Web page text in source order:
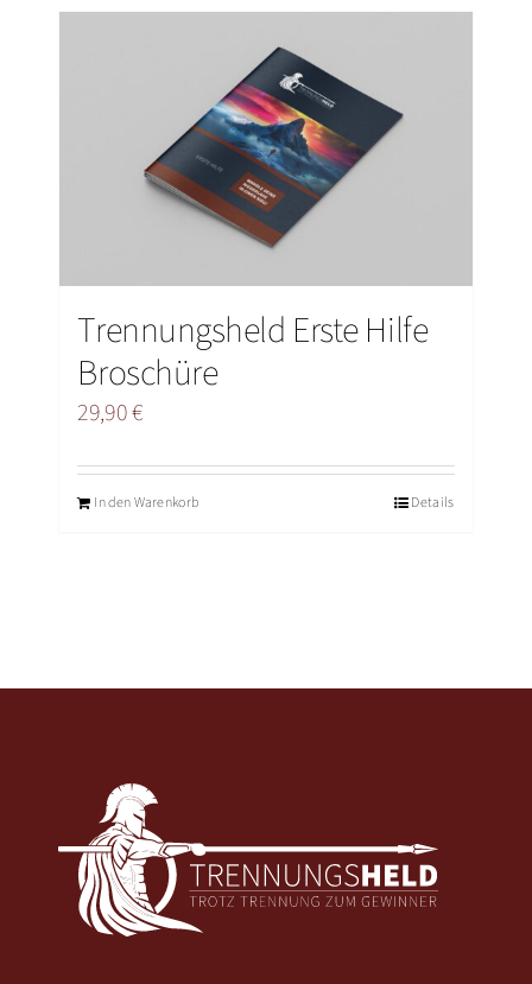
SHOP
BLOG
VIDEO
ÜBER UNS
Trennungsheld Erste Hilfe
Broschüre
29,90€
In den Warenkorb Details